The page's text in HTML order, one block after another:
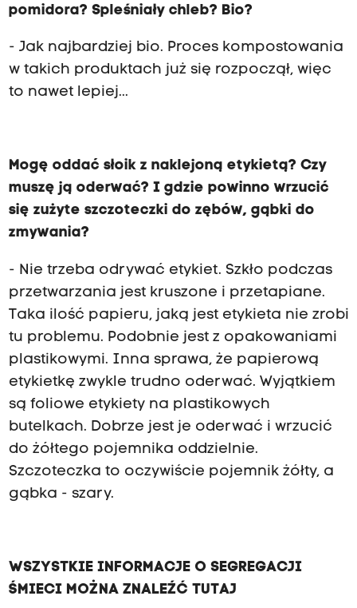
pomidora? Spleśniały chleb? Bio?
- Jak najbardziej bio. Proces kompostowania
w takich produktach już się rozpoczął, więc
to nawet lepiej...
Mogę oddać słoik z naklejoną etykietą? Czy
muszę ją oderwać? I gdzie powinno wrzucić
się zużyte szczoteczki do zębów, gąbki do
zmywania?
- Nie trzeba odrywać etykiet. Szkło podczas
przetwarzania jest kruszone i przetapiane.
Taka ilość papieru, jaką jest etykieta nie zrobi
tu problemu. Podobnie jest z opakowaniami
plastikowymi. Inna sprawa, że papierową
etykietkę zwykle trudno oderwać. Wyjątkiem
są foliowe etykiety na plastikowych
butelkach. Dobrze jest je oderwać i wrzucić
do żółtego pojemnika oddzielnie.
Szczoteczka to oczywiście pojemnik żółty, a
gąbka - szary.
WSZYSTKIE INFORMACJE O SEGREGACJI
ŚMIECI MOŻNA ZNALEŹĆ TUTAJ